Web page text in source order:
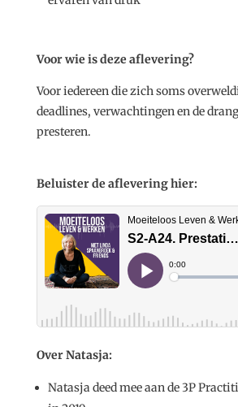
Voor wie is deze aflevering?
Voor iedereen die zich soms
deadlines, verwachtingen en de
presteren.
Beluister de aflevering hier:
Over Natasja:
Natasja deed mee aan de 3P